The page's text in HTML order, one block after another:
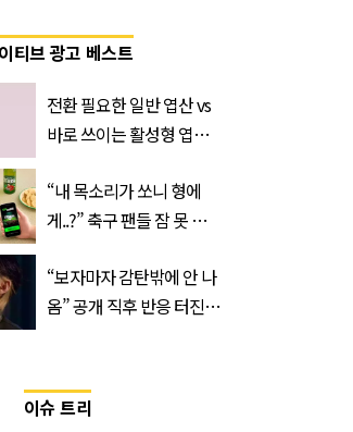
티브 광고 베스트
전환 필요한 일반 엽산 vs
바로 쓰이는 활성형 엽
‘Quatrefolic®’ 주목
“내 목소리가 쏘니 형에
게..?” 축구 팬들 잠 못 들
트
“보자마자 감탄밖에 안 나
옴” 공개 직후 반응 터진
이슈 트리